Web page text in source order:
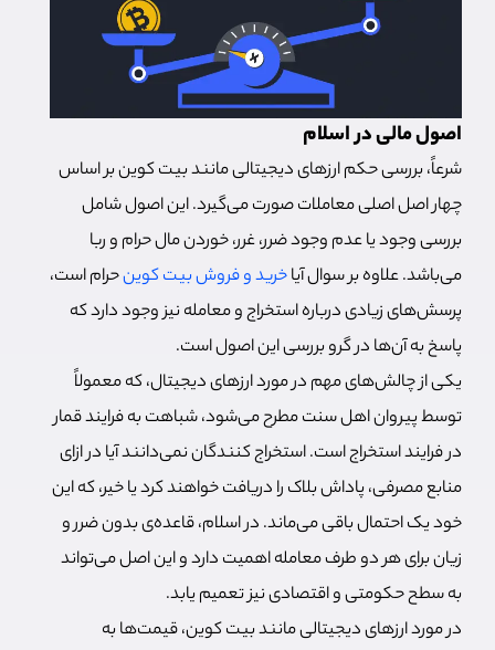
اصول مالی در اسلام
شرعاً، بررسی حکم ارزهای دیجیتالی مانند بیت کوین بر اساس
چهار اصل اصلی معاملات صورت می‌گیرد. این اصول شامل
بررسی وجود یا عدم وجود ضرر، غرر، خوردن مال حرام و ربا
می‌باشد. علاوه بر سوال آیاخرید و فروش بیت کوینحرام است،
پرسش‌های زیادی درباره استخراج و معامله نیز وجود دارد که
پاسخ به آن‌ها در گرو بررسی این اصول است.
یکی از چالش‌های مهم در مورد ارزهای دیجیتال، که معمولاً
توسط پیروان اهل سنت مطرح می‌شود، شباهت به فرایند قمار
در فرایند استخراج است. استخراج کنندگان نمی‌دانند آیا در ازای
منابع مصرفی، پاداش بلاک را دریافت خواهند کرد یا خیر، که این
خود یک احتمال باقی می‌ماند. در اسلام، قاعده‌ی بدون ضرر و
زیان برای هر دو طرف معامله اهمیت دارد و این اصل می‌تواند
به سطح حکومتی و اقتصادی نیز تعمیم یابد.
در مورد ارزهای دیجیتالی مانند بیت کوین، قیمت‌ها به